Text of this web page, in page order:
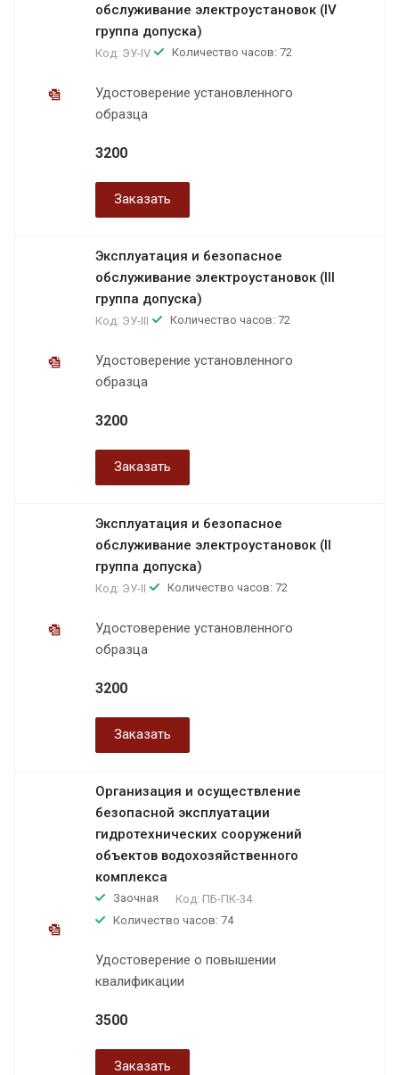
обслуживание электроустановок (IV
группа допуска)
Код: ЭУ-IV Количество часов: 72
Удостоверение установленного
образца
3200
Заказать
Эксплуатация и безопасное
обслуживание электроустановок (III
группа допуска)
Код: ЭУ-III Количество часов: 72
Удостоверение установленного
образца
3200
Заказать
Эксплуатация и безопасное
обслуживание электроустановок (II
группа допуска)
Код: ЭУ-II Количество часов: 72
Удостоверение установленного
образца
3200
Заказать
Организация и осуществление
безопасной эксплуатации
гидротехнических сооружений
объектов водохозяйственного
комплекса
Заочная Код: ПБ-ПК-34
Количество часов: 74
Удостоверение о повышении
квалификации
3500
Заказать